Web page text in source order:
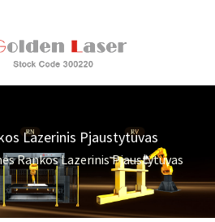
Lazerinis Pjaustytuvas
Rankos Lazerinis Pjaustytuvas